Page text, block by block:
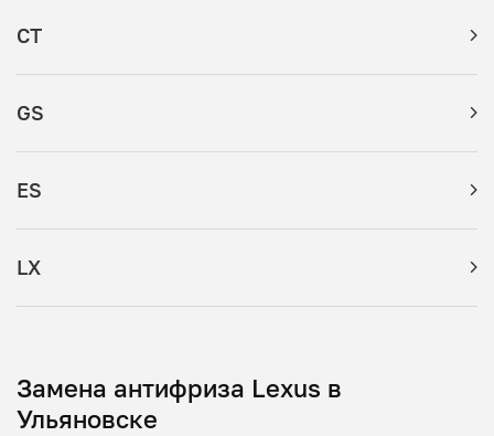
CT
GS
ES
LX
Замена антифриза Lexus в
Ульяновске